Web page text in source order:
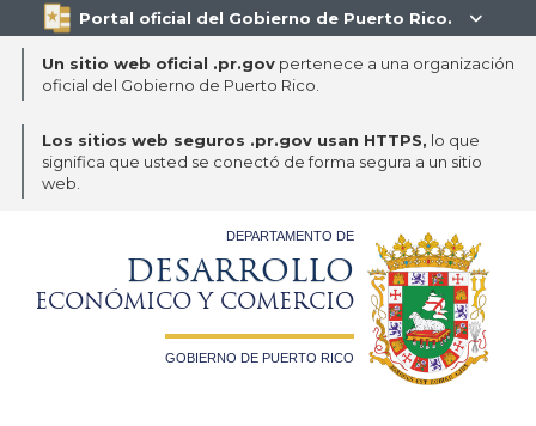
Portal oficial del Gobierno de Puerto Rico. 
Un sitio web oficial .pr.govpertenece a una organización
oficial del Gobierno de Puerto Rico.
Los sitios web seguros .pr.gov usan HTTPS, lo que
significa que usted se conectó de forma segura a un sitio
web.
DEPARTAMENTO DE
DESARROLLO
ECONÓMICO Y COMERCIO
GOBIERNO DE PUERTO RICO